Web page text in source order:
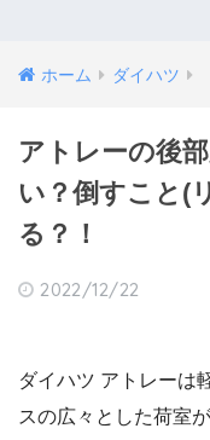
ホーム ダイハツ
アトレーの後
い？倒すこと(
る？！
2022/12/22
ダイハツ アトレーは
スの広々とした荷室